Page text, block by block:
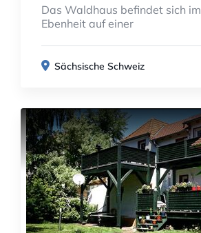
Das Waldhaus befindet sich
Ebenheit auf einer
Sächsische Schweiz